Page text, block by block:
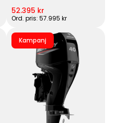
52.395 kr
Ord. pris: 57.995 kr
Kampanj